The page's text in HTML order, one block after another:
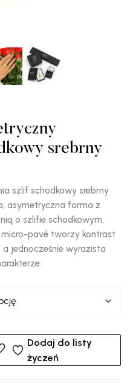
srebrny
szlif schodkowy srebrny
asymetryczna forma z
o szlifie schodkowym.
micro-pavé tworzy kontrast
jednocześnie wyrazista
Dodaj do listy
życzeń